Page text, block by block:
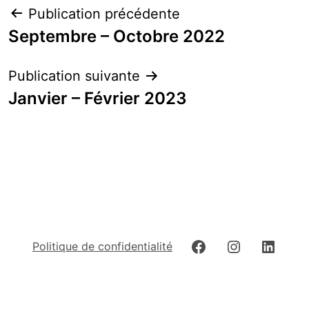
Navigation
de
Publication précédente
Septembre – Octobre 2022
Publication suivante
Janvier – Février 2023
Politique de confidentialité FacebookInstagram